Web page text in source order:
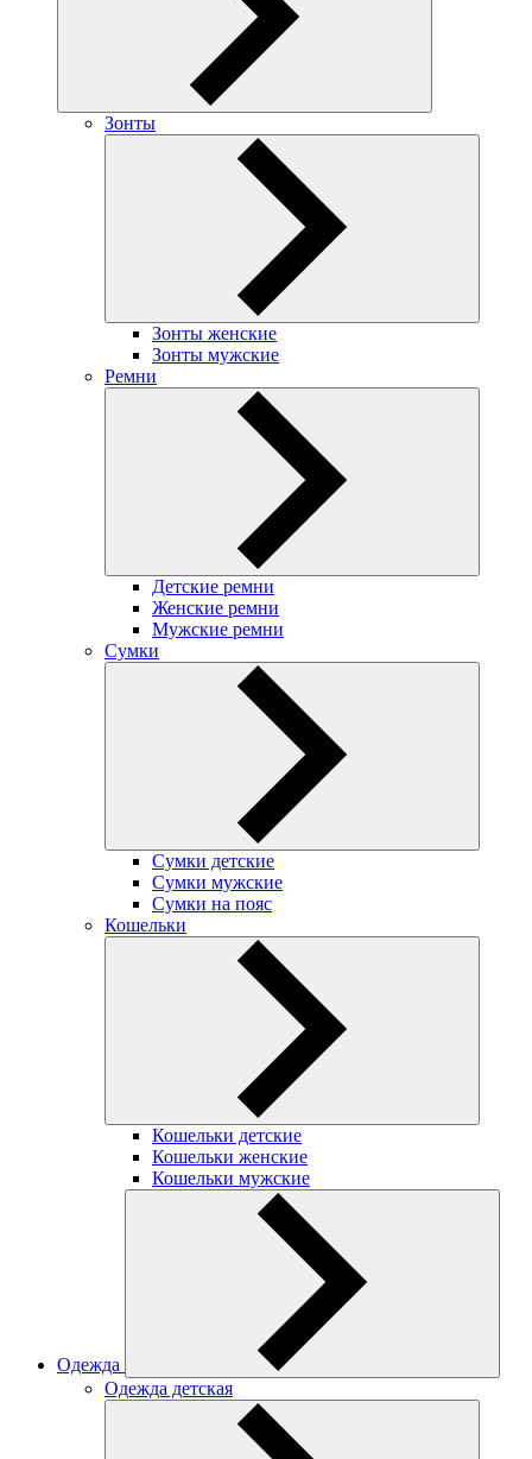
Зонты
Зонты женские
Зонты мужские
Ремни
Детские ремни
Женские ремни
Мужские ремни
Сумки
Сумки детские
Сумки мужские
Сумки на пояс
Кошельки
Кошельки детские
Кошельки женские
Кошельки мужские
Одежда
Одежда детская